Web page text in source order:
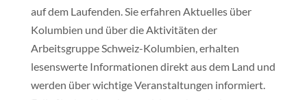
auf dem Laufenden. Sie erfahren Aktuelles über
Kolumbien und über die Aktivitäten der
Arbeitsgruppe Schweiz-Kolumbien, erhalten
lesenswerte Informationen direkt aus dem Land und
werden über wichtige Veranstaltungen informiert.